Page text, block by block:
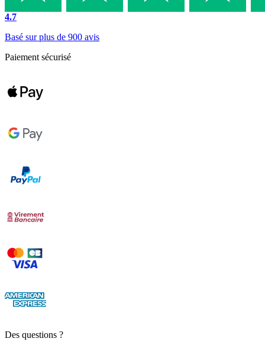
4.7
Basé sur plus de 900 avis
Paiement sécurisé
Des questions ?